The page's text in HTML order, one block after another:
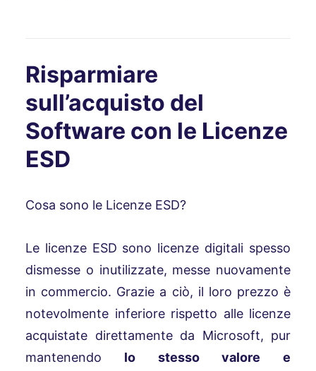
Risparmiare
sull’acquisto del
Software con le Licenze
ESD
Cosa sono le Licenze ESD?
Le licenze ESD sono licenze digitali spesso
dismesse o inutilizzate, messe nuovamente
in commercio. Grazie a ciò, il loro prezzo è
notevolmente inferiore rispetto alle licenze
acquistate direttamente da Microsoft, pur
mantenendo lo stesso valore e